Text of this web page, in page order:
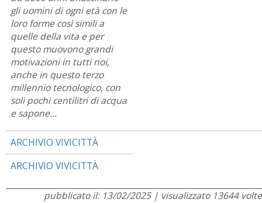
gli uomini di ogni età con le
loro forme così simili a
quelle della vita e per
questo muovono grandi
motivazioni in tutti noi,
anche in questo terzo
millennio tecnologico, con
soli pochi centilitri di acqua
e sapone…
ARCHIVIO VIVICITTÀ
ARCHIVIO VIVICITTÀ
pubblicato il: 13/02/2025 | visualizzato 13644 volte